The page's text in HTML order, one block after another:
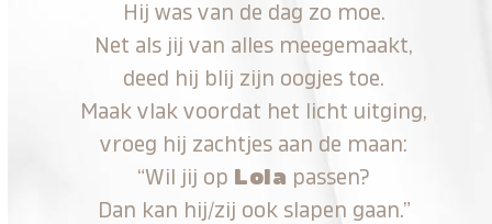
Hij was van de dag zo moe.
Net als jij van alles meegemaakt,
deed hij blij zijn oogjes toe.
Maak vlak voordat het licht uitging,
vroeg hij zachtjes aan de maan:
“Wil jij op Lola passen?
Dan kan hij/zij ook slapen gaan.”